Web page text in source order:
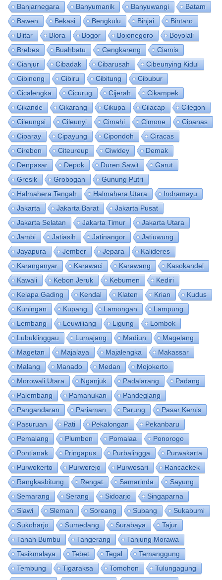
Banjarnegara
Banyumanik Banyuwangi
Batam
Bawen
Bekasi Bengkulu Binjai
Bintaro
Blitar
Blora Bogor Bojonegoro
Boyolali
Brebes
Buahbatu Cengkareng
Ciamis
Cianjur
Cibadak Cibarusah
Cibeunying Kidul
Cibinong
Cibiru Cibitung
Cibubur
Cicalengka
Cicurug Cijerah
Cikampek
Cikande
Cikarang Cikupa Cilacap
Cilegon
Cileungsi
Cileunyi Cimahi Cimone
Cipanas
Ciparay
Cipayung Cipondoh
Ciracas
Cirebon
Citeureup Ciwidey
Demak
Denpasar
Depok Duren Sawit
Garut
Gresik
Grobogan
Gunung Putri
Halmahera Tengah
Halmahera Utara
Indramayu
Jakarta
Jakarta Barat
Jakarta Pusat
Jakarta Selatan
Jakarta Timur
Jakarta Utara
Jambi
Jatiasih Jatinangor
Jatiuwung
Jayapura
Jember Jepara
Kalideres
Karanganyar
Karawaci Karawang
Kasokandel
Kawali
Kebon Jeruk Kebumen
Kediri
Kelapa Gading
Kendal Klaten Krian
Kudus
Kuningan
Kupang Lamongan
Lampung
Lembang
Leuwiliang Ligung
Lombok
Lubuklinggau
Lumajang Madiun
Magelang
Magetan
Majalaya Majalengka
Makassar
Malang
Manado Medan
Mojokerto
Morowali Utara
Nganjuk Padalarang
Padang
Palembang
Pamanukan
Pandeglang
Pangandaran
Pariaman Parung
Pasar Kemis
Pasuruan
Pati Pekalongan
Pekanbaru
Pemalang
Plumbon Pomalaa
Ponorogo
Pontianak
Pringapus Purbalingga
Purwakarta
Purwokerto
Purworejo Purwosari
Rancaekek
Rangkasbitung
Rengat Samarinda
Sayung
Semarang
Serang Sidoarjo
Singaparna
Slawi
Sleman Soreang Subang
Sukabumi
Sukoharjo
Sumedang Surabaya
Tajur
Tanah Bumbu
Tangerang
Tanjung Morawa
Tasikmalaya
Tebet Tegal
Temanggung
Tembung
Tigaraksa Tomohon
Tulungagung